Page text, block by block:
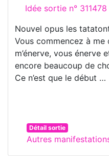
Idée sortie n° 311478
Nouvel opus les
Vous commencez à
m’énerve, vous énerve
encore beaucoup de
Ce n’est que le début …
Détail sortie
Autres